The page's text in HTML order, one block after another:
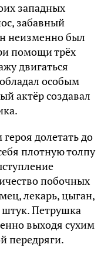
западных
забавный
неизменно был
помощи трёх
двигаться
особым
актёр создавал
долетать до
плотную толпу
побочных
лекарь, цыган,
Петрушка
выходя сухим
передряги.